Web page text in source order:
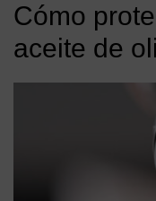
Cómo
aceite de